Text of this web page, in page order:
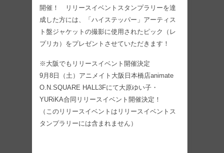
開催！ リリースイベントスタンプラリーを達
成した方には、「ハイステッパー」アーティス
ト盤ジャケットの撮影に使用されたピック（レ
プリカ）をプレゼントさせていただきます！
※大阪でもリリースイベント開催決定
9月8日（土）アニメイト大阪日本橋店animate
O.N.SQUARE HALL3Fにて大原ゆい子・
YURiKA合同リリースイベント開催決定！
（このリリースイベントはリリースイベントス
タンプラリーには含まれません）